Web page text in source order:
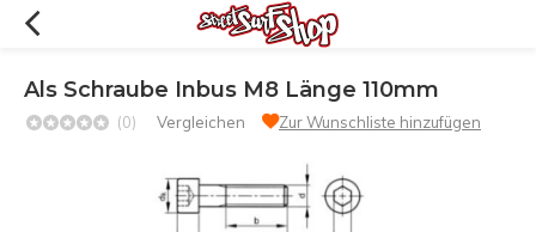
Als Schraube Inbus M8 Länge 110mm
(0) Vergleichen Zur Wunschliste hinzufügen